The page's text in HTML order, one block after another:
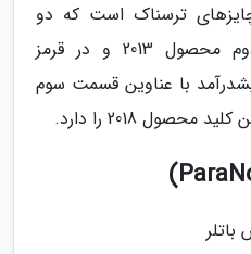
ترسناک است که دو
دنباله به نامهای قسمت دوم محصول 2013 و در قرمز
دو پیشدرآمد با عناوین قسمت سوم